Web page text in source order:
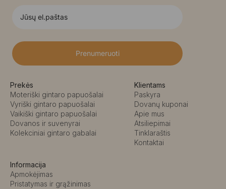
Prenumeruoti
Prekės
Moteriški gintaro papuošalai
Vyriški gintaro papuošalai
Vaikiški gintaro papuošalai
Dovanos ir suvenyrai
Kolekciniai gintaro gabalai
Klientams
Paskyra
Dovanų kuponai
Apie mus
Atsiliepimai
Tinklaraštis
Kontaktai
Informacija
Apmokėjimas
Pristatymas ir grąžinimas